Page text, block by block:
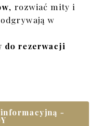
, rozwiać mity i
w
do rezerwacji
-